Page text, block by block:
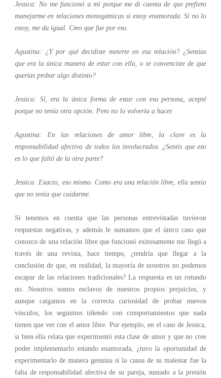
Jessica: No me funcionó a mí porque me di cuenta de que prefiero
manejarme en relaciones monogámicas si estoy enamorada. Si no lo
estoy, me da igual. Creo que fue por eso.
Agustina: ¿Y por qué decidiste meterte en esa relación? ¿Sentías
que era la única manera de estar con ella, o te convenciste de que
querías probar algo distinto?
Jessica: Sí, era la única forma de estar con esa persona, acepté
porque no tenía otra opción. Pero no lo volvería a hacer.
Agustina: En las relaciones de amor libre, la clave es la
responsabilidad afectiva de todos los involucrados. ¿Sentís que eso
es lo que faltó de la otra parte?
Jessica: Exacto, eso mismo. Como era una relación libre, ella sentía
que no tenía que cuidarme.
Si tenemos en cuenta que las personas entrevistadas tuvieron
respuestas negativas, y además le sumamos que el único caso que
conozco de una relación libre que funcionó exitosamente me llegó a
través de una revista, hace tiempo, ¿tendría que llegar a la
conclusión de que, en realidad, la mayoría de nosotros no podemos
escapar de las relaciones tradicionales? La respuesta es un rotundo
no. Nosotros somos esclavos de nuestros propios prejuicios, y
aunque caigamos en la correcta curiosidad de probar nuevos
vínculos, los seguimos tiñendo con comportamientos que nada
tienen que ver con el amor libre. Por ejemplo, en el caso de Jessica,
si bien ella relata que experimentó esta clase de amor y que no cree
poder implementarlo estando enamorada, ¿tuvo la oportunidad de
experimentarlo de manera genuina si la causa de su malestar fue la
falta de responsabilidad afectiva de su pareja, sumado a la presión